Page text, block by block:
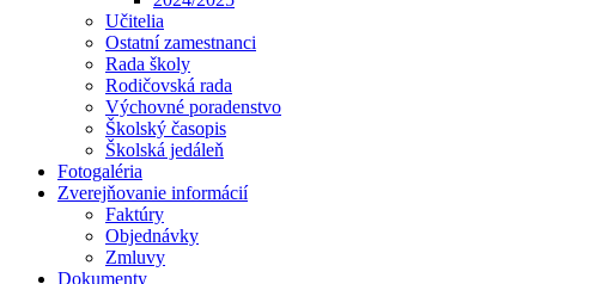
Učitelia
Ostatní zamestnanci
Rada školy
Rodičovská rada
Výchovné poradenstvo
Školský časopis
Školská jedáleň
Fotogaléria
Zverejňovanie informácií
Faktúry
Objednávky
Zmluvy
Dokumenty